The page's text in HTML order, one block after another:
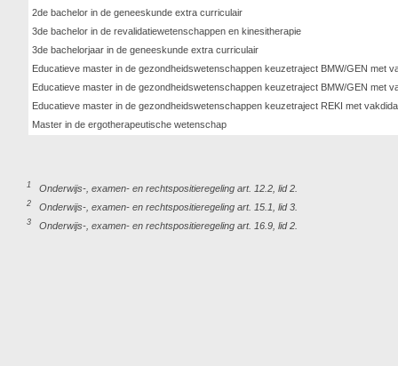
2de bachelor in de geneeskunde extra curriculair
3de bachelor in de revalidatiewetenschappen en kinesitherapie
3de bachelorjaar in de geneeskunde extra curriculair
Educatieve master in de gezondheidswetenschappen keuzetraject BMW/GEN met
Educatieve master in de gezondheidswetenschappen keuzetraject BMW/GEN met
Educatieve master in de gezondheidswetenschappen keuzetraject REKI met
Master in de ergotherapeutische wetenschap
1 Onderwijs-, examen- en rechtspositieregeling art. 12.2, lid 2.
2 Onderwijs-, examen- en rechtspositieregeling art. 15.1, lid 3.
3 Onderwijs-, examen- en rechtspositieregeling art. 16.9, lid 2.